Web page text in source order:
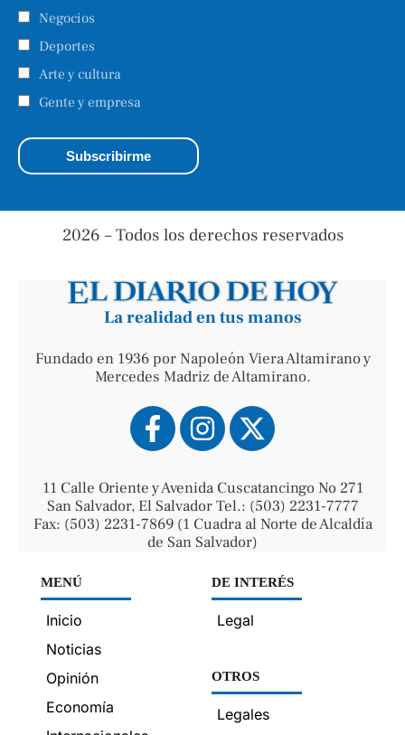
Negocios
Deportes
Arte y cultura
Gente y empresa
2026 – Todos los derechos reservados
La realidad en tus manos
Fundado en 1936 por Napoleón Viera Altamirano y
Mercedes Madriz de Altamirano.
11 Calle Oriente y Avenida Cuscatancingo No 271
San Salvador, El Salvador Tel.: (503) 2231-7777
Fax: (503) 2231-7869 (1 Cuadra al Norte de Alcaldía
de San Salvador)
MENÚ
Inicio
Noticias
Opinión
Economía
DE INTERÉS
Legal
OTROS
Legales